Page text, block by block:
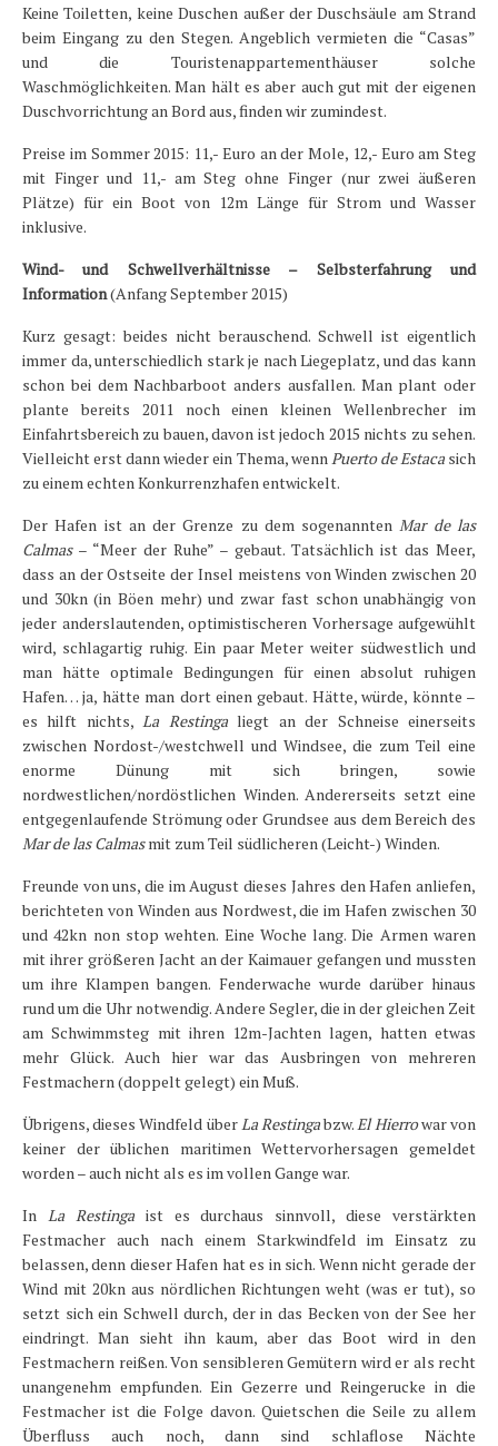
Keine Toiletten, keine Duschen außer der Duschsäule am Strand
beim Eingang zu den Stegen. Angeblich vermieten die “Casas”
und die Touristenappartementhäuser solche
Waschmöglichkeiten. Man hält es aber auch gut mit der eigenen
Duschvorrichtung an Bord aus, finden wir zumindest.
Preise im Sommer 2015: 11,- Euro an der Mole, 12,- Euro am Steg
mit Finger und 11,- am Steg ohne Finger (nur zwei äußeren
Plätze) für ein Boot von 12m Länge für Strom und Wasser
inklusive.
Wind- und Schwellverhältnisse – Selbsterfahrung und
Information(Anfang September 2015)
Kurz gesagt: beides nicht berauschend. Schwell ist eigentlich
immer da, unterschiedlich stark je nach Liegeplatz, und das kann
schon bei dem Nachbarboot anders ausfallen. Man plant oder
plante bereits 2011 noch einen kleinen Wellenbrecher im
Einfahrtsbereich zu bauen, davon ist jedoch 2015 nichts zu sehen.
Vielleicht erst dann wieder ein Thema, wennPuerto de Estacasich
zu einem echten Konkurrenzhafen entwickelt.
Der Hafen ist an der Grenze zu dem sogenanntenMar de las
Calmas– “Meer der Ruhe” – gebaut. Tatsächlich ist das Meer,
dass an der Ostseite der Insel meistens von Winden zwischen 20
und 30kn (in Böen mehr) und zwar fast schon unabhängig von
jeder anderslautenden, optimistischeren Vorhersage aufgewühlt
wird, schlagartig ruhig. Ein paar Meter weiter südwestlich und
man hätte optimale Bedingungen für einen absolut ruhigen
Hafen… ja, hätte man dort einen gebaut. Hätte, würde, könnte –
es hilft nichts,La Restingaliegt an der Schneise einerseits
zwischen Nordost-/westchwell und Windsee, die zum Teil eine
enorme Dünung mit sich bringen, sowie
nordwestlichen/nordöstlichen Winden. Andererseits setzt eine
entgegenlaufende Strömung oder Grundsee aus dem Bereich des
Mar de las Calmasmit zum Teil südlicheren (Leicht-) Winden.
Freunde von uns, die im August dieses Jahres den Hafen anliefen,
berichteten von Winden aus Nordwest, die im Hafen zwischen 30
und 42kn non stop wehten. Eine Woche lang. Die Armen waren
mit ihrer größeren Jacht an der Kaimauer gefangen und mussten
um ihre Klampen bangen. Fenderwache wurde darüber hinaus
rund um die Uhr notwendig. Andere Segler, die in der gleichen Zeit
am Schwimmsteg mit ihren 12m-Jachten lagen, hatten etwas
mehr Glück. Auch hier war das Ausbringen von mehreren
Festmachern (doppelt gelegt) ein Muß.
Übrigens, dieses Windfeld überLa Restingabzw.El Hierrowar von
keiner der üblichen maritimen Wettervorhersagen gemeldet
worden – auch nicht als es im vollen Gange war.
In La Restingaist es durchaus sinnvoll, diese verstärkten
Festmacher auch nach einem Starkwindfeld im Einsatz zu
belassen, denn dieser Hafen hat es in sich. Wenn nicht gerade der
Wind mit 20kn aus nördlichen Richtungen weht (was er tut), so
setzt sich ein Schwell durch, der in das Becken von der See her
eindringt. Man sieht ihn kaum, aber das Boot wird in den
Festmachern reißen. Von sensibleren Gemütern wird er als recht
unangenehm empfunden. Ein Gezerre und Reingerucke in die
Festmacher ist die Folge davon. Quietschen die Seile zu allem
Überfluss auch noch, dann sind schlaflose Nächte